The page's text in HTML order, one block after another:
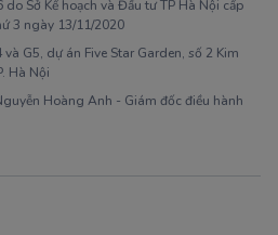
Sở Kế hoạch và Đầu tư TP Hà Nội cấp
3 ngày 13/11/2020
G5, dự án Five Star Garden, số 2 Kim
Hà Nội
Hoàng Anh - Giám đốc điều hành